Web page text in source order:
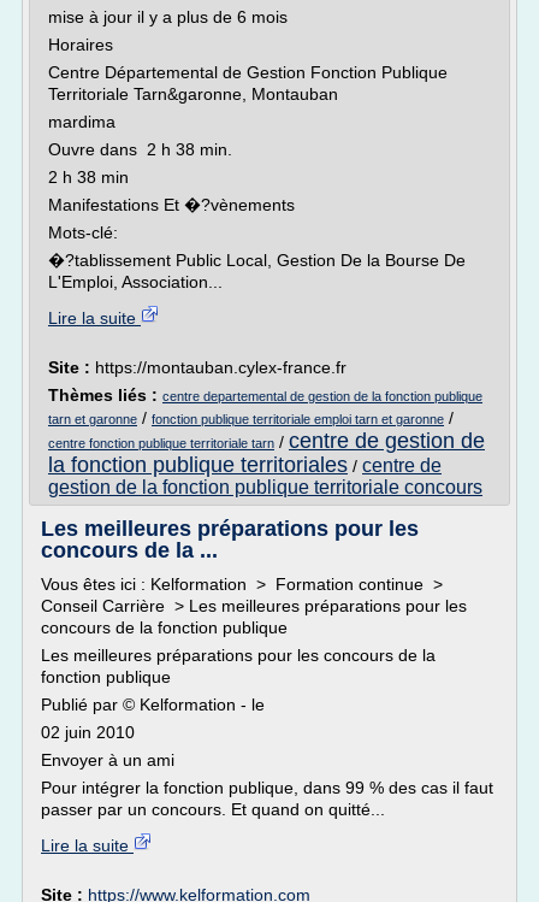
mise à jour il y a plus de 6 mois
Horaires
Centre Départemental de Gestion Fonction Publique
Territoriale Tarn&garonne, Montauban
mardima
Ouvre dans 2 h 38 min.
2 h 38 min
Manifestations Et �?vènements
Mots-clé:
�?tablissement Public Local, Gestion De la Bourse De
L'Emploi, Association...
Lire la suite
Site : https://montauban.cylex-france.fr
Thèmes liés : centre departemental de gestion de la fonction publique
tarn et garonne / fonction publique territoriale emploi tarn et garonne /
centre fonction publique territoriale tarn / centre de gestion de
la fonction publique territoriales / centre de
gestion de la fonction publique territoriale concours
Les meilleures préparations pour les
concours de la ...
Vous êtes ici : Kelformation > Formation continue >
Conseil Carrière > Les meilleures préparations pour les
concours de la fonction publique
Les meilleures préparations pour les concours de la
fonction publique
Publié par © Kelformation - le
02 juin 2010
Envoyer à un ami
Pour intégrer la fonction publique, dans 99 % des cas il faut
passer par un concours. Et quand on quitté...
Lire la suite
Site : https://www.kelformation.com